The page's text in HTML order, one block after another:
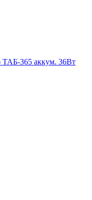
ТАБ-365 аккум. 36Вт